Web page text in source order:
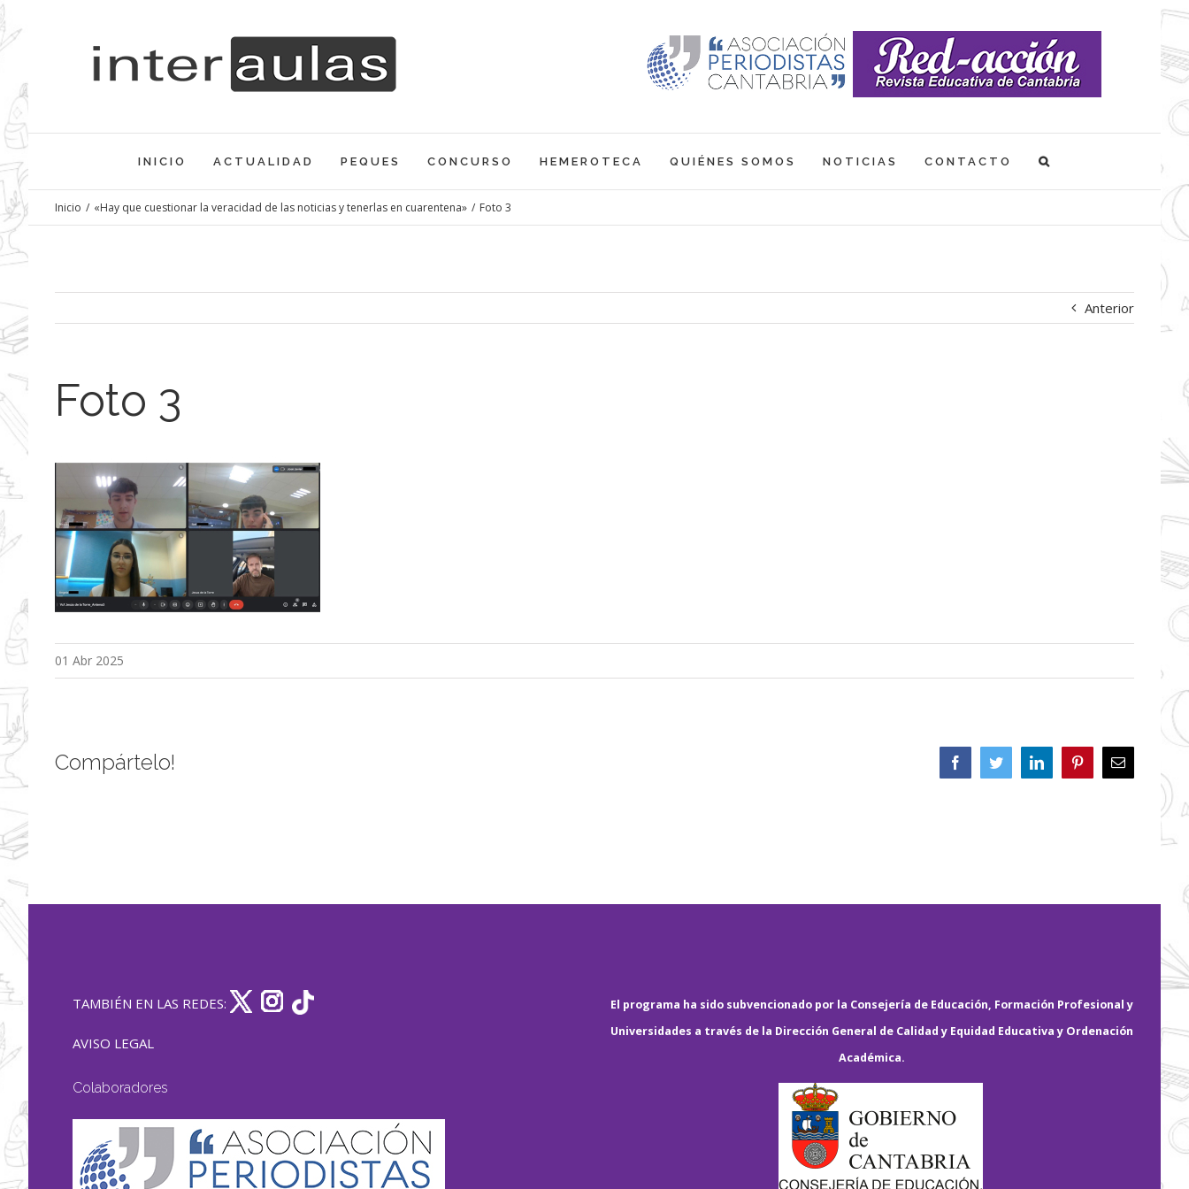
al
INICIO ACTUALIDAD PEQUES CONCURSO HEMEROTECA QUIÉNES SOMOS NOTICIAS CONTACTO
Inicio / «Hay que cuestionar la veracidad de las noticias y tenerlas en cuarentena» / Foto 3
Anterior
Foto 3
01 Abr 2025
Compártelo! FacebookTwitterLinkedIn PinterestCorreo
electrónico
TAMBIÉN EN LAS REDES:
AVISO LEGAL
Colaboradores
El programa ha sido subvencionado por la Consejería de Educación, Formación Profesional y
Universidades a través de la Dirección General de Calidad y Equidad Educativa y Ordenación
Académica.